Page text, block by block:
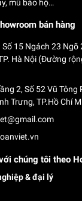
mũ bảo hộ…
bán hàng
Số 15 Ngách 23
Hà Nội (Đường
2, Số 52 Vũ Tông
Trưng, TP.Hồ Chí
chúng tôi theo
& đại lý